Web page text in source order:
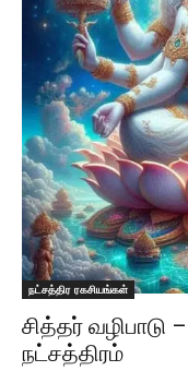
நட்சத்திர ரகசியங்கள்
சித்தர் வழிபாடு
நட்சத்திரம்